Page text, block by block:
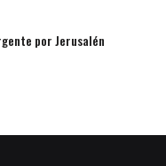
por Jerusalén